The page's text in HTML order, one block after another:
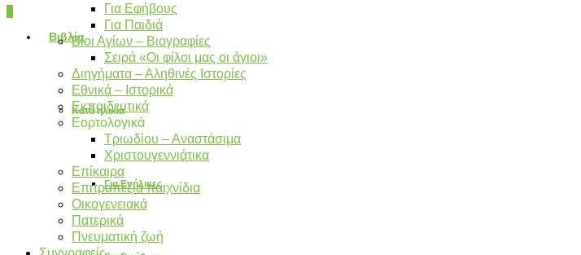
Βιβλία
Κατά ηλικία
Για Ενήλικες
Για Εφήβους
Για Παιδιά
Βίοι Αγίων – Βιογραφίες
Σειρά «Οι φίλοι μας οι άγιοι»
Διηγήματα – Αληθινές Ιστορίες
Εθνικά – Ιστορικά
Εκπαιδευτικά
Εορτολογικά
Τριωδίου – Αναστάσιμα
Χριστουγεννιάτικα
Επίκαιρα
Επιτραπέζια παιχνίδια
Οικογενειακά
Πατερικά
Πνευματική ζωή